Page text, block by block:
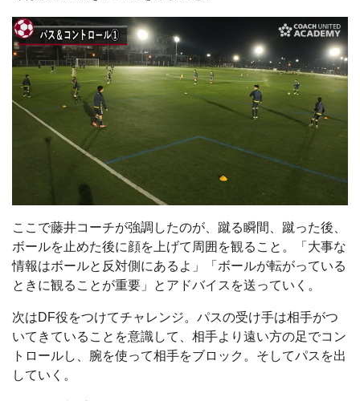
ここで藤井コーチが強調したのが、蹴る瞬間、蹴った後、
ボールを止めた後に顔を上げて周囲を観ること。「大事な
情報はボールと反対側にあるよ」「ボールが転がっている
ときに観ることが重要」とアドバイスを送っていく。
次はDF役をつけてチャレンジ。パスの受け手は相手がつ
いてきていることを意識して、相手より遠い方の足でコン
トロールし、腕を使って相手をブロック。そしてパスを出
していく。